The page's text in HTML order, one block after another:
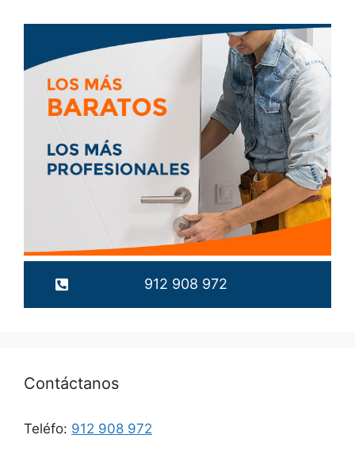
912 908 972
Contáctanos
Teléfo: 912 908 972